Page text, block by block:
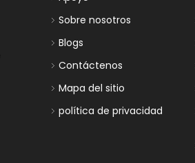
Sobre nosotros
Blogs
Contáctenos
Mapa del sitio
política de privacidad